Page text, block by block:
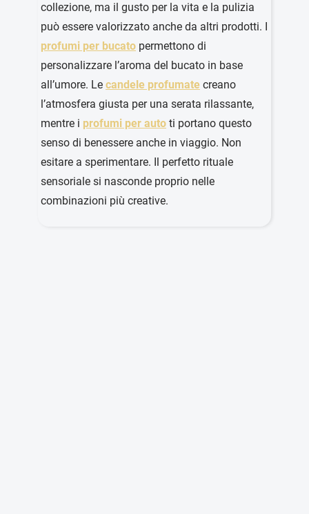
collezione, ma il gusto per la vita e la pulizia
può essere valorizzato anche da altri prodotti. I
profumi per bucato permettono di
personalizzare l’aroma del bucato in base
all’umore. Le candele profumate creano
l’atmosfera giusta per una serata rilassante,
mentre i profumi per auto ti portano questo
senso di benessere anche in viaggio. Non
esitare a sperimentare. Il perfetto rituale
sensoriale si nasconde proprio nelle
combinazioni più creative.